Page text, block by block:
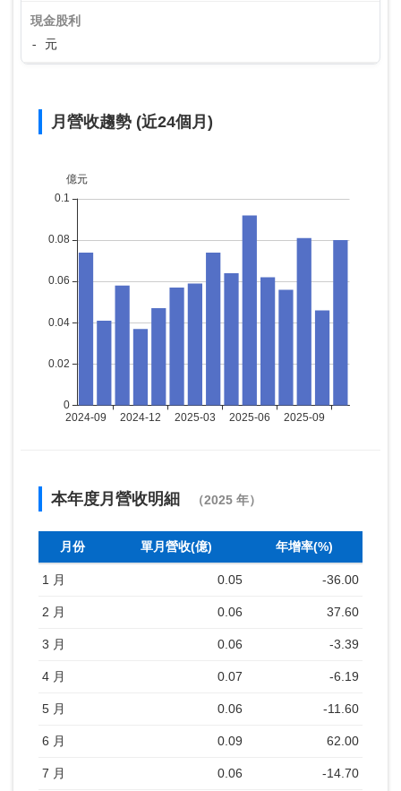
現金股利
- 元
月營收趨勢 (近24個月)
本年度月營收明細 （2025 年）
月份 單月營收(億) 年增率(%)
1 月 0.05 -36.00
2 月 0.06 37.60
3 月 0.06 -3.39
4 月 0.07 -6.19
5 月 0.06 -11.60
6 月 0.09 62.00
7 月 0.06 -14.70